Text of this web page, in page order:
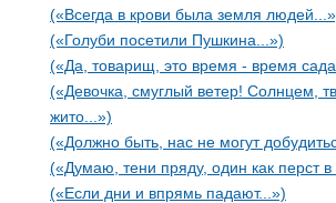
(«Всегда в крови была земля
(«Голуби посетили Пушкина...»)
(«Да, товарищ, это время - время
(«Девочка, смуглый ветер! Солнцем,
жито...»)
(«Должно быть, нас не могут
(«Думаю, тени пряду, один как перст в
(«Если дни и впрямь падают...»)